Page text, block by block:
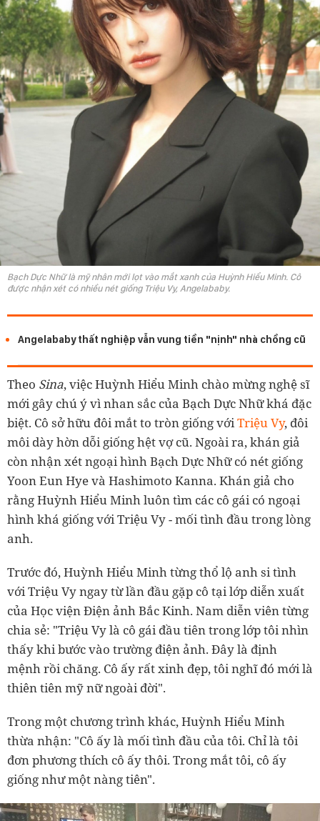
Bạch Dực Nhữ là mỹ nhân mới lọt vào mắt xanh của Huỳnh Hiểu Minh. Cô
được nhận xét có nhiều nét giống Triệu Vy, Angelababy.
Angelababy thất nghiệp vẫn vung tiền "nịnh" nhà chồng cũ
Theo Sina, việc Huỳnh Hiểu Minh chào mừng nghệ sĩ
mới gây chú ý vì nhan sắc của Bạch Dực Nhữ khá đặc
biệt. Cô sở hữu đôi mắt to tròn giống vớiTriệu Vy, đôi
môi dày hờn dỗi giống hệt vợ cũ. Ngoài ra, khán giả
còn nhận xét ngoại hình Bạch Dực Nhữ có nét giống
Yoon Eun Hye và Hashimoto Kanna. Khán giả cho
rằng Huỳnh Hiểu Minh luôn tìm các cô gái có ngoại
hình khá giống với Triệu Vy - mối tình đầu trong lòng
anh.
Trước đó, Huỳnh Hiểu Minh từng thổ lộ anh si tình
với Triệu Vy ngay từ lần đầu gặp cô tại lớp diễn xuất
của Học viện Điện ảnh Bắc Kinh. Nam diễn viên từng
chia sẻ: "Triệu Vy là cô gái đầu tiên trong lớp tôi nhìn
thấy khi bước vào trường điện ảnh. Đây là định
mệnh rồi chăng. Cô ấy rất xinh đẹp, tôi nghĩ đó mới là
thiên tiên mỹ nữ ngoài đời".
Trong một chương trình khác, Huỳnh Hiểu Minh
thừa nhận: "Cô ấy là mối tình đầu của tôi. Chỉ là tôi
đơn phương thích cô ấy thôi. Trong mắt tôi, cô ấy
giống như một nàng tiên".